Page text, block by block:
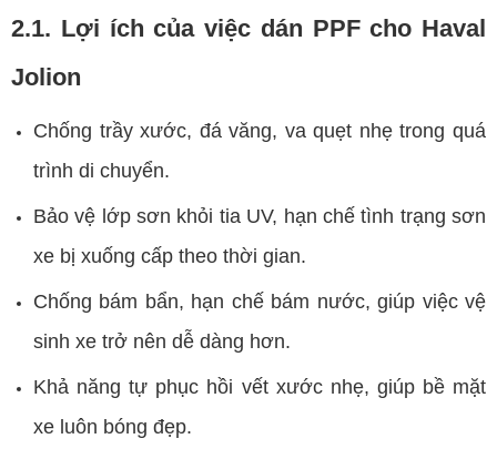
2.1. Lợi ích của việc dán PPF cho Haval
Jolion
Chống trầy xước, đá văng, va quẹt nhẹ trong quá
trình di chuyển.
Bảo vệ lớp sơn khỏi tia UV, hạn chế tình trạng sơn
xe bị xuống cấp theo thời gian.
Chống bám bẩn, hạn chế bám nước, giúp việc vệ
sinh xe trở nên dễ dàng hơn.
Khả năng tự phục hồi vết xước nhẹ, giúp bề mặt
xe luôn bóng đẹp.